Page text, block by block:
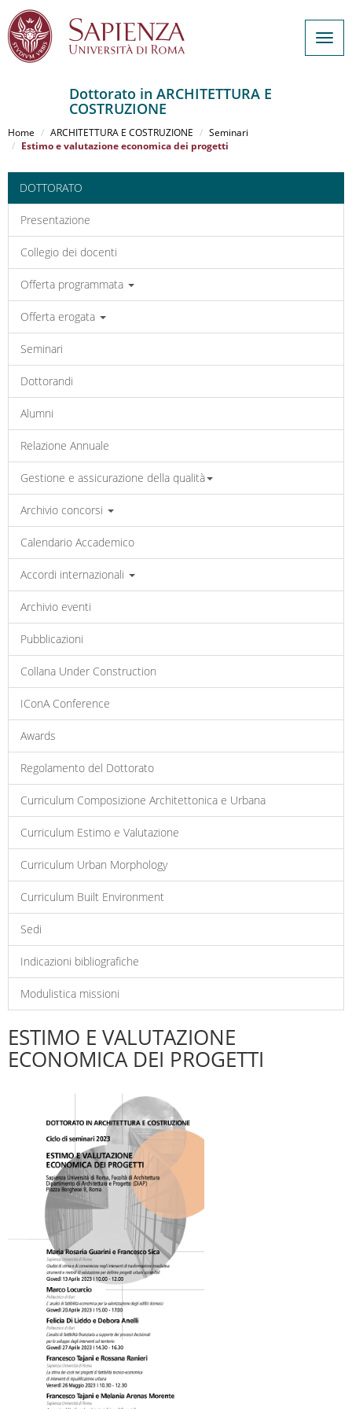
al
contenuto
Dottorato in ARCHITETTURA E
COSTRUZIONE
Home ARCHITETTURA E COSTRUZIONE
Seminari
Estimo e valutazione economica dei progetti
DOTTORATO
Presentazione
Collegio dei docenti
Offerta programmata
Offerta erogata
Seminari
Dottorandi
Alumni
Relazione Annuale
Gestione e assicurazione della qualità
Archivio concorsi
Calendario Accademico
Accordi internazionali
Archivio eventi
Pubblicazioni
Collana Under Construction
IConA Conference
Awards
Regolamento del Dottorato
Curriculum Composizione Architettonica e Urbana
Curriculum Estimo e Valutazione
Curriculum Urban Morphology
Curriculum Built Environment
Sedi
Indicazioni bibliografiche
Modulistica missioni
ESTIMO E VALUTAZIONE
ECONOMICA DEI PROGETTI